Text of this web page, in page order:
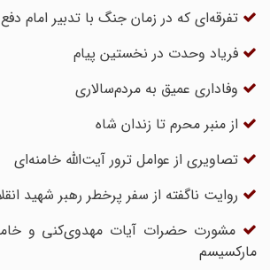
تفرقه‌ای که در زمان جنگ با تدبیر امام دفع
فریاد وحدت در نخستین پیام
وفاداری عمیق به مردم‌سالاری
از منبر محرم تا زندان شاه
تصاویری از عوامل ترور آیت‌الله خامنه‌ای
روایت ناگفته از سفر پرخطر رهبر شهید
مشورت حضرات آیات مهدوی‌کنی و خامنه‌ای
مارکسیسم